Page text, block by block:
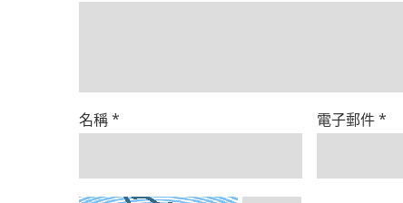
名稱* 電子郵件*